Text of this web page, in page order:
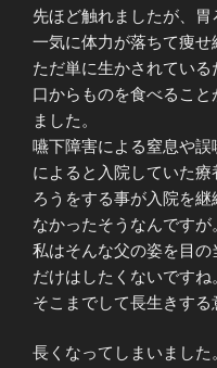
先ほど触れましたが、胃
一気に体力が落ちて痩せ
ただ単に生かされている
口からものを食べるこ
ました。
嚥下障害による窒息や
によると入院していた
ろうをする事が入院を
なかったそうなんですが
私はそんな父の姿を目の
だけはしたくないですね
そこまでして長生きする
長くなってしまいました